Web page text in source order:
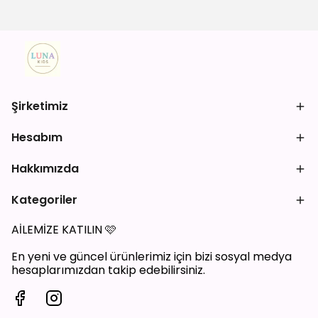
Şirketimiz
Hesabım
Hakkımızda
Kategoriler
AİLEMİZE KATILIN🩷
En yeni ve güncel ürünlerimiz için bizi sosyal medya
hesaplarımızdan takip edebilirsiniz.